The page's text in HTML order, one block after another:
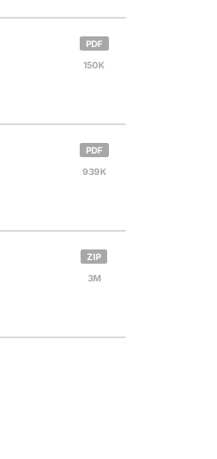
PDF
150K
PDF
939K
ZIP
3M